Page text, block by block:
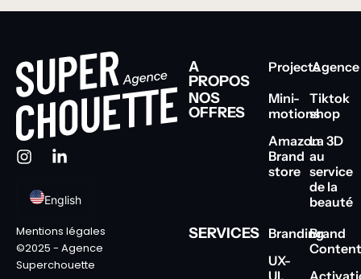
English
Mentions légales
©2025 - Agence
Superchouette
A
PROPOS
ProjectsAgence
NOS
OFFRES
Mini-
motions
Amazon
Brand
store
Tiktok
shop
La 3D
au
service
de la
beauté
SERVICES Branding
UX-
UI,
Brand